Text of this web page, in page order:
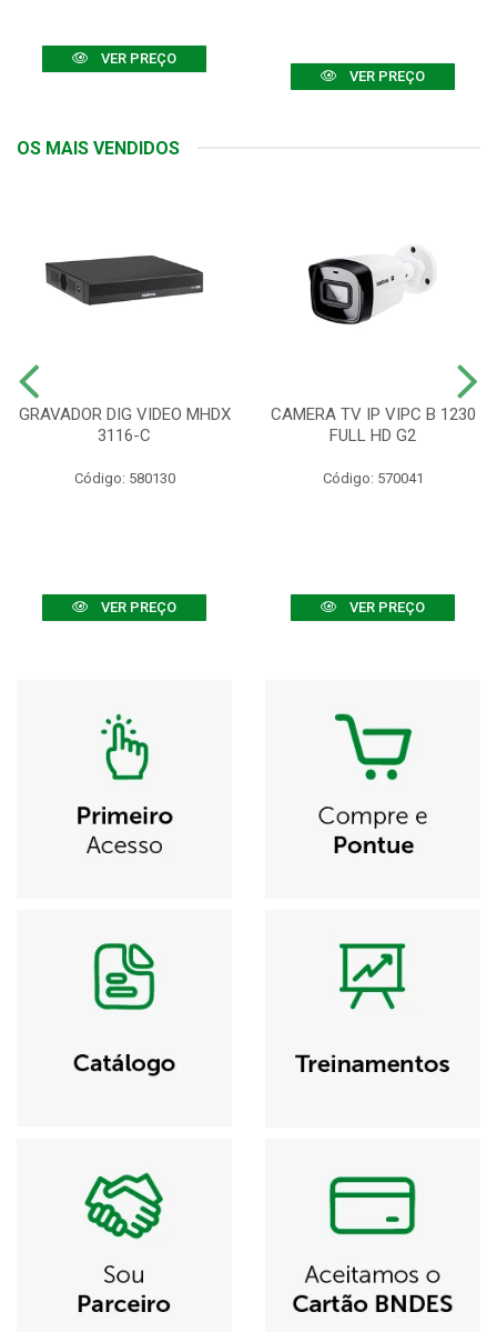
VER PREÇO
VER PREÇO
OS MAIS VENDIDOS
GRAVADOR DIG VIDEO MHDX
3116-C
Código: 580130
VER PREÇO
CAMERA TV IP VIPC B 1230
FULL HD G2
Código: 570041
VER PREÇO